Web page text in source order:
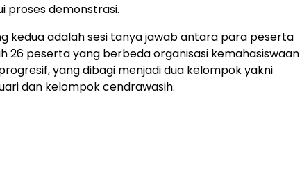
proses demonstrasi.
kedua adalah sesi tanya jawab antara para peserta
26 peserta yang berbeda organisasi kemahasiswaan
yang dibagi menjadi dua kelompok yakni
dan kelompok cendrawasih.